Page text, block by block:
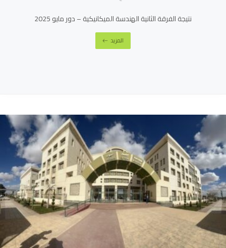
نتيجة الفرقة الثانية الهندسة الميكانيكية – دور مايو 2025
المزيد